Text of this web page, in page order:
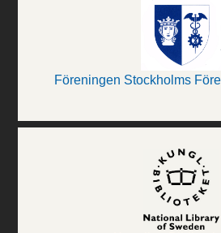
Föreningen Stockholms